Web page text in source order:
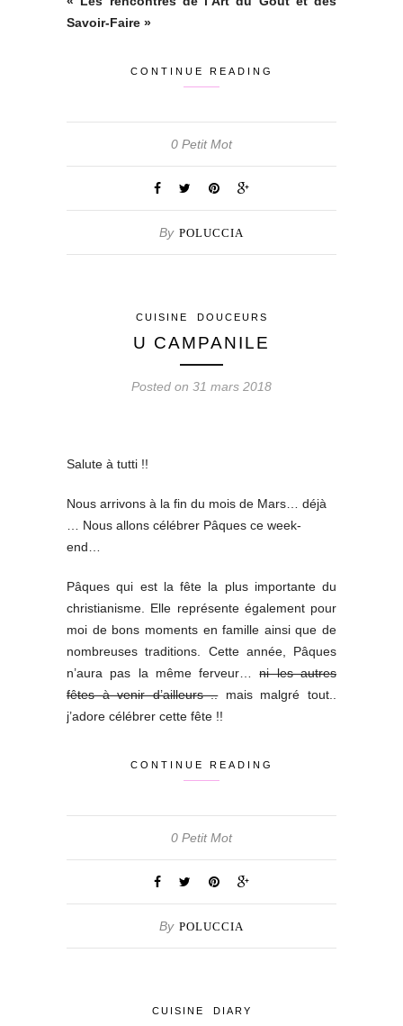
Savoir-Faire »
CONTINUE READING
0 Petit Mot
By POLUCCIA
CUISINE DOUCEURS
U CAMPANILE
Posted on 31 mars 2018
Salute à tutti !!
Nous arrivons à la fin du mois de Mars… déjà
… Nous allons célébrer Pâques ce week-
end…
Pâques qui est la fête la plus importante du
christianisme. Elle représente également pour
moi de bons moments en famille ainsi que de
nombreuses traditions. Cette année, Pâques
n’aura pas la même ferveur…ni les autres
fêtes à venir d’ailleurs ..mais malgré tout..
j’adore célébrer cette fête !!
CONTINUE READING
0 Petit Mot
By POLUCCIA
CUISINE DIARY